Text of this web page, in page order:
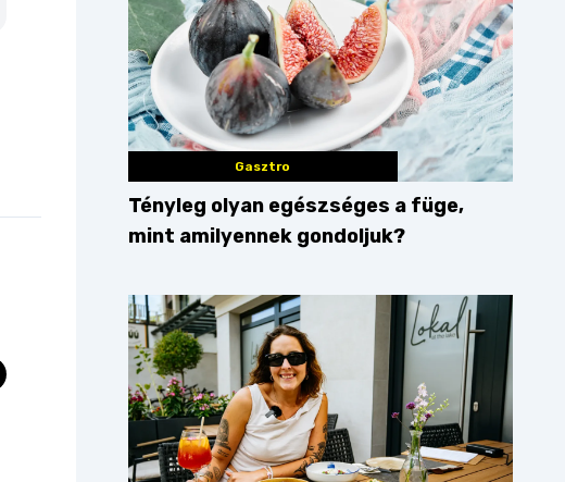
Gasztro
Tényleg olyan egészséges a füge,
mint amilyennek gondoljuk?